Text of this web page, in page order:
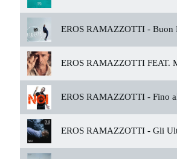
EROS RAMAZZOTTI - Buon
EROS RAMAZZOTTI FEAT.
EROS RAMAZZOTTI - Fino
EROS RAMAZZOTTI - Gli